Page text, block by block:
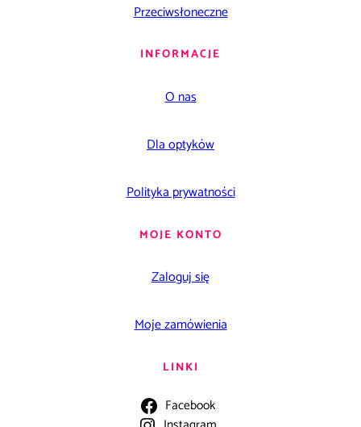
Przeciwsłoneczne
INFORMACJE
O nas
Dla optyków
Polityka prywatności
MOJE KONTO
Zaloguj się
Moje zamówienia
LINKI
Facebook